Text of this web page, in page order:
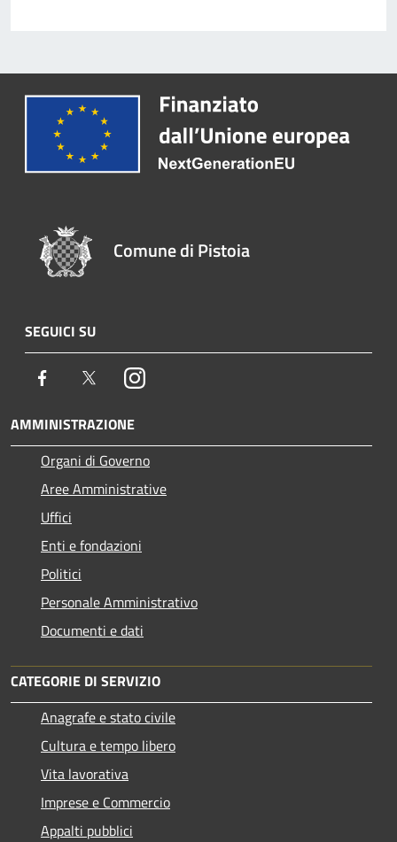
Comune di Pistoia
SEGUICI SU
Facebook TwitterInstagram
AMMINISTRAZIONE
Organi di Governo
Aree Amministrative
Uffici
Enti e fondazioni
Politici
Personale Amministrativo
Documenti e dati
CATEGORIE DI SERVIZIO
Anagrafe e stato civile
Cultura e tempo libero
Vita lavorativa
Imprese e Commercio
Appalti pubblici